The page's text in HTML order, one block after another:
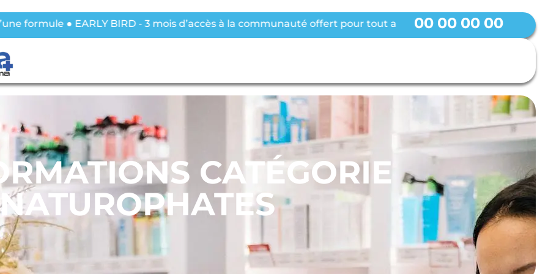
● EARLY BIRD - 3 mois d’accès à la communauté offert pour tout achat d’une formule ● EARLY
00 00 00 00
CATÉGORIE